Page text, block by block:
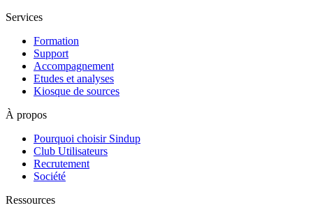
Services
Formation
Support
Accompagnement
Etudes et analyses
Kiosque de sources
À propos
Pourquoi choisir Sindup
Club Utilisateurs
Recrutement
Société
Ressources